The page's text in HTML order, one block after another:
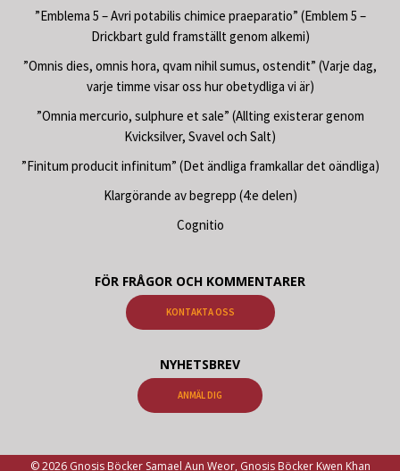
”Emblema 5 – Avri potabilis chimice praeparatio” (Emblem 5 –
Drickbart guld framställt genom alkemi)
”Omnis dies, omnis hora, qvam nihil sumus, ostendit” (Varje dag,
varje timme visar oss hur obetydliga vi är)
”Omnia mercurio, sulphure et sale” (Allting existerar genom
Kvicksilver, Svavel och Salt)
”Finitum producit infinitum” (Det ändliga framkallar det oändliga)
Klargörande av begrepp (4:e delen)
Cognitio
FÖR FRÅGOR OCH KOMMENTARER
KONTAKTA OSS
NYHETSBREV
ANMÄL DIG
© 2026 Gnosis Böcker Samael Aun Weor, Gnosis Böcker Kwen Khan